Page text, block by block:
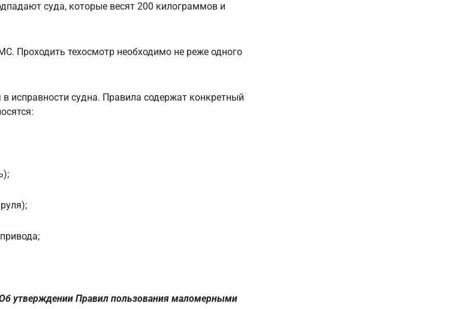
суда, которые весят 200 килограммов и
Проходить техосмотр необходимо не реже одного
исправности судна. Правила содержат конкретный
утверждении Правил пользования маломерными